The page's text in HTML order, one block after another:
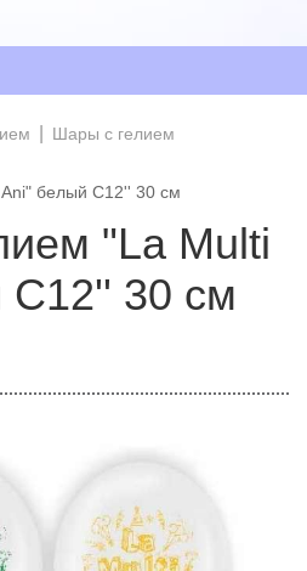
Шары с гелием
белый C12'' 30 см
"La Multi
30 см